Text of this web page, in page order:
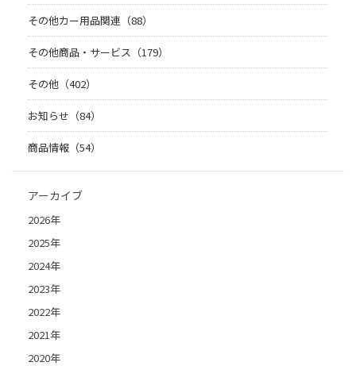
その他カー用品関連（88）
その他商品・サービス（179）
その他（402）
お知らせ（84）
商品情報（54）
アーカイブ
2026年
2025年
2024年
2023年
2022年
2021年
2020年